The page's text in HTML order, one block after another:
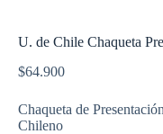
U. de Chile Chaqueta
$64.900
Chaqueta de
Chileno